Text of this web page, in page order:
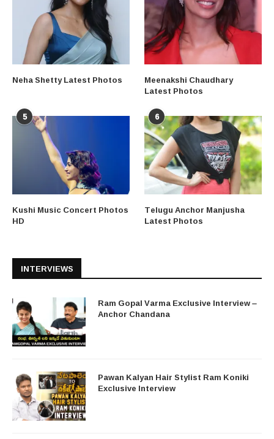
Neha Shetty Latest Photos Meenakshi Chaudhary
Latest Photos
5
Kushi Music Concert Photos
HD
6
Telugu Anchor Manjusha
Latest Photos
INTERVIEWS
Ram Gopal Varma Exclusive Interview –
Anchor Chandana
Pawan Kalyan Hair Stylist Ram Koniki
Exclusive Interview